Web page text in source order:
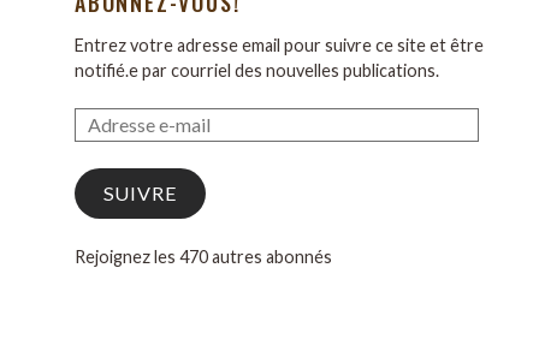
Entrez votre adresse email pour suivre ce site et être
notifié.e par courriel des nouvelles publications.
SUIVRE
Rejoignez les 470 autres abonnés